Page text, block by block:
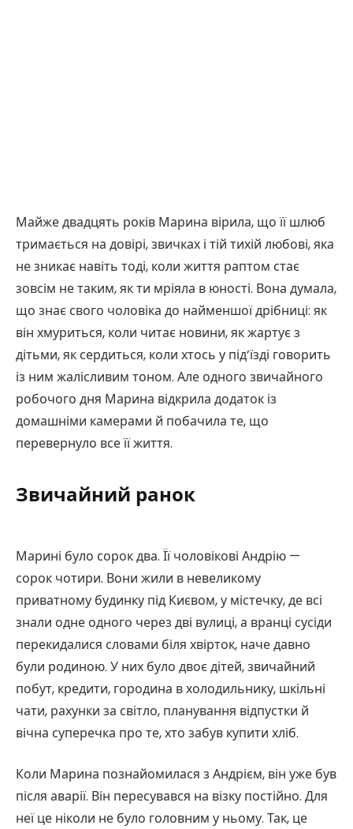
Майже двадцять років Марина вірила, що її шлюб
тримається на довірі, звичках і тій тихій любові, яка
не зникає навіть тоді, коли життя раптом стає
зовсім не таким, як ти мріяла в юності. Вона думала,
що знає свого чоловіка до найменшої дрібниці: як
він хмуриться, коли читає новини, як жартує з
дітьми, як сердиться, коли хтось у під’їзді говорить
із ним жалісливим тоном. Але одного звичайного
робочого дня Марина відкрила додаток із
домашніми камерами й побачила те, що
перевернуло все її життя.
Звичайний ранок
Марині було сорок два. Її чоловікові Андрію —
сорок чотири. Вони жили в невеликому
приватному будинку під Києвом, у містечку, де всі
знали одне одного через дві вулиці, а вранці сусіди
перекидалися словами біля хвірток, наче давно
були родиною. У них було двоє дітей, звичайний
побут, кредити, городина в холодильнику, шкільні
чати, рахунки за світло, планування відпустки й
вічна суперечка про те, хто забув купити хліб.
Коли Марина познайомилася з Андрієм, він уже був
після аварії. Він пересувався на візку постійно. Для
неї це ніколи не було головним у ньому. Так, це